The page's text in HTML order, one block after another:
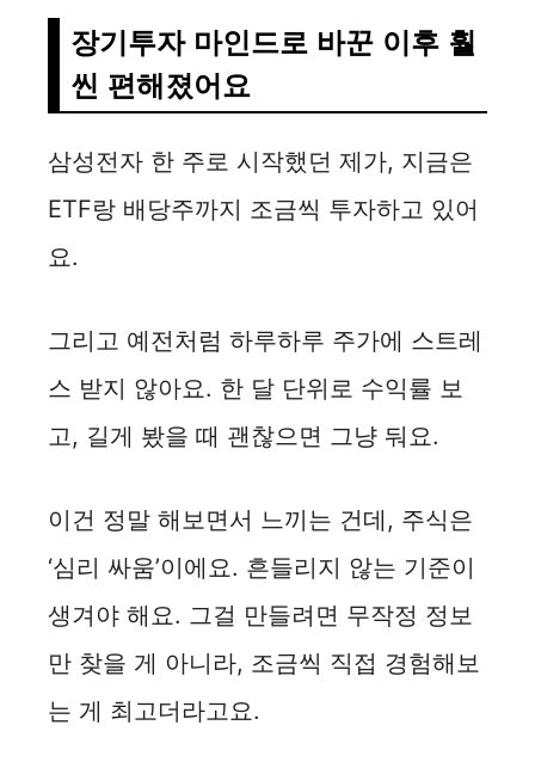
장기투자 마인드로 바꾼 이후 훨
씬 편해졌어요
삼성전자 한 주로 시작했던 제가, 지금은
ETF랑 배당주까지 조금씩 투자하고 있어
요.
그리고 예전처럼 하루하루 주가에 스트레
스 받지 않아요. 한 달 단위로 수익률 보
고, 길게 봤을 때 괜찮으면 그냥 둬요.
이건 정말 해보면서 느끼는 건데, 주식은
‘심리 싸움’이에요. 흔들리지 않는 기준이
생겨야 해요. 그걸 만들려면 무작정 정보
만 찾을 게 아니라, 조금씩 직접 경험해보
는 게 최고더라고요.